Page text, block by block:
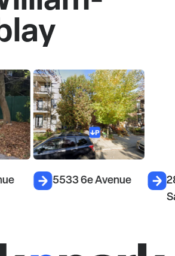
5533 6e Avenue